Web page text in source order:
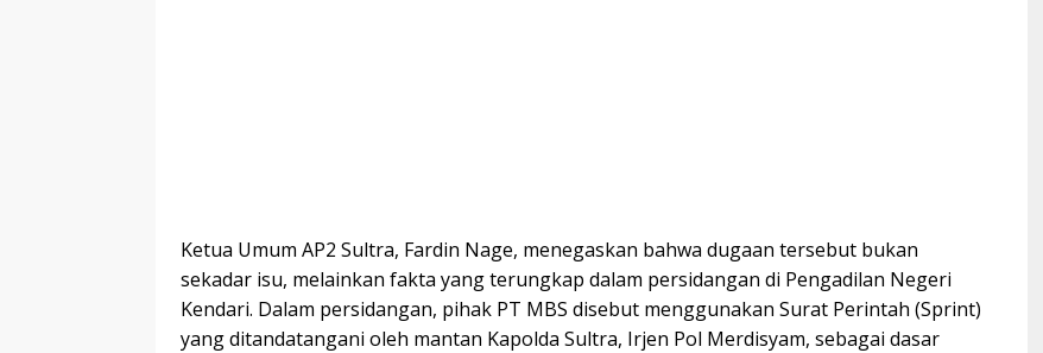
Ketua Umum AP2 Sultra, Fardin Nage, menegaskan bahwa dugaan tersebut bukan
sekadar isu, melainkan fakta yang terungkap dalam persidangan di Pengadilan Negeri
Kendari. Dalam persidangan, pihak PT MBS disebut menggunakan Surat Perintah (Sprint)
yang ditandatangani oleh mantan Kapolda Sultra, Irjen Pol Merdisyam, sebagai dasar